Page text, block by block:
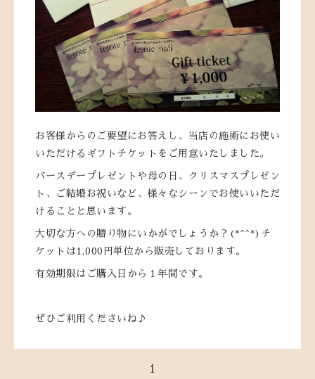
お客様からのご要望にお答えし、当店の施術にお使い
いただけるギフトチケットをご用意いたしました。
バースデープレゼントや母の日、クリスマスプレゼン
ト、ご結婚お祝いなど、様々なシーンでお使いいただ
けることと思います。
大切な方への贈り物にいかがでしょうか？(*^^*)チ
ケットは1,000円単位から販売しております。
有効期限はご購入日から１年間です。
ぜひご利用くださいね♪
1